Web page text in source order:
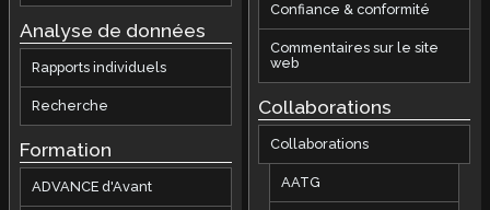
Analyse de données
Rapports individuels
Recherche
Formation
ADVANCE d'Avant
Confiance & conformité
Commentaires sur le site
web
Collaborations
Collaborations
AATG